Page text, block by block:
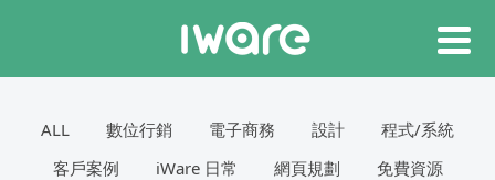
ALL 數位行銷 電子商務 設計
程式/系統
客戶案例
iWare 日常 網頁規劃
免費資源